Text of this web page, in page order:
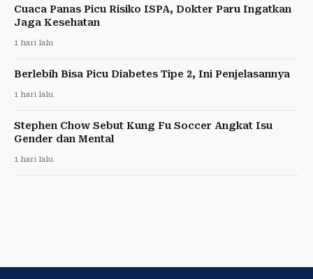
Cuaca Panas Picu Risiko ISPA, Dokter Paru Ingatkan
Jaga Kesehatan
1 hari lalu
Berlebih Bisa Picu Diabetes Tipe 2, Ini Penjelasannya
1 hari lalu
Stephen Chow Sebut Kung Fu Soccer Angkat Isu
Gender dan Mental
1 hari lalu